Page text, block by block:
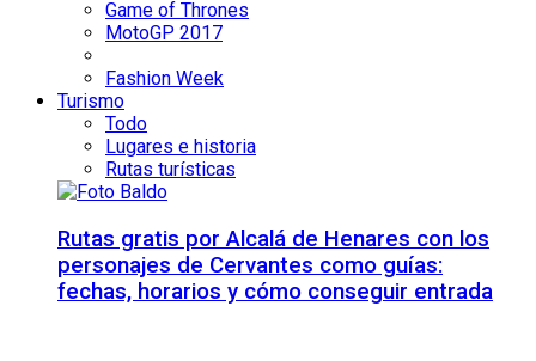
Game of Thrones
MotoGP 2017
Fashion Week
Turismo
Todo
Lugares e historia
Rutas turísticas
Rutas gratis por Alcalá de Henares con los
personajes de Cervantes como guías:
fechas, horarios y cómo conseguir entrada